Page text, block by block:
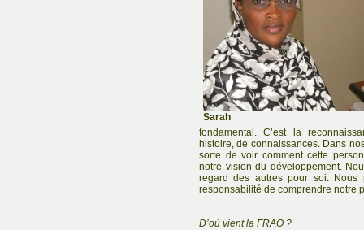
Sarah
fondamental. C’est la
histoire, de connaissances. Dans
sorte de voir comment cette
notre vision du développement.
regard des autres pour soi.
responsabilité de comprendre notre
D’où vient la FRAO ?